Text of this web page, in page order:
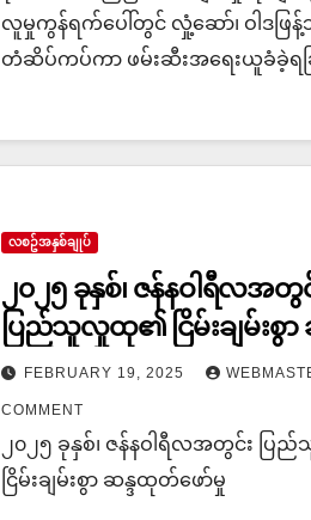
လူမှုကွန်ရက်ပေါ်တွင် လှုံ့ဆော်၊ ဝါဒဖြ
တံဆိပ်ကပ်ကာ ဖမ်းဆီးအရေးယူခံခဲ့ရခ
လစဥ်အနှစ်ချုပ်
၂၀၂၅ ခုနှစ်၊ ဇန်နဝါရီလအတွ
ပြည်သူလူထု၏ ငြိမ်းချမ်းစွာ
ထုတ်ဖော်မှု
FEBRUARY 19, 2025
COMMENT
၂၀၂၅ ခုနှစ်၊ ဇန်နဝါရီလအတွင်း ပ
ငြိမ်းချမ်းစွာ ဆန္ဒထုတ်ဖော်မှု